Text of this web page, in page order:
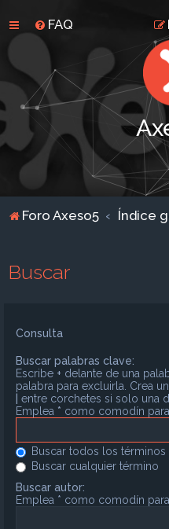
FAQ
Foro Axeso5 Índice
Buscar
Consulta
Buscar palabras clave:
Escribe + delante de una
palabra para excluirla. Crea
entre corchetes si solo una
Emplea * como comodín
Buscar todos los términos
Buscar cualquier término
Buscar autor:
Emplea * como comodín